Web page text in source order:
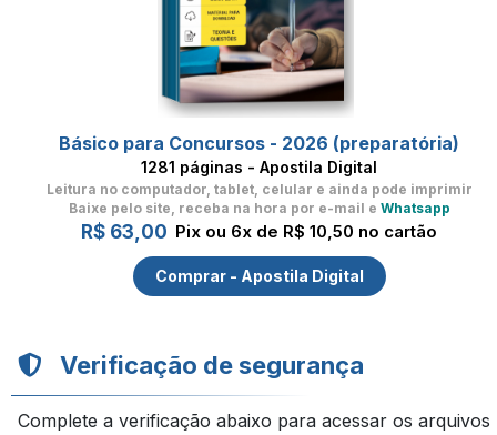
Básico para Concursos - 2026 (preparatória)
1281 páginas - Apostila Digital
Leitura no computador, tablet, celular e ainda pode imprimir
Baixe pelo site, receba na hora por e-mail e Whatsapp
R$ 63,00 Pix ou 6x de R$ 10,50 no cartão
Comprar - Apostila Digital
Verificação de segurança
Complete a verificação abaixo para acessar os arquivos